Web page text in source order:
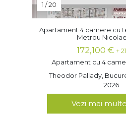
1 /20
Apartament 4 camere cu
Metrou
172,100 € +
Apartament cu 4
Theodor Pallady,
2026
Vezi mai